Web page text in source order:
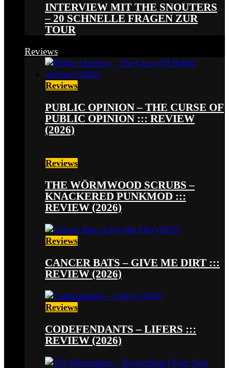
INTERVIEW MIT THE SNOUTERS
– 20 SCHNELLE FRAGEN ZUR
TOUR
Reviews
Reviews
PUBLIC OPINION – THE CURSE OF
PUBLIC OPINION ::: REVIEW
(2026)
Reviews
THE WÖRMWOOD SCRUBS –
KNACKERED PUNKMOD :::
REVIEW (2026)
Reviews
CANCER BATS – GIVE ME DIRT :::
REVIEW (2026)
Reviews
CODEFENDANTS – LIFERS :::
REVIEW (2026)